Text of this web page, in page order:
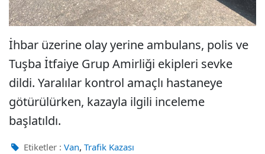
İhbar üzerine olay yerine ambulans, polis ve
Tuşba İtfaiye Grup Amirliği ekipleri sevke
dildi. Yaralılar kontrol amaçlı hastaneye
götürülürken, kazayla ilgili inceleme
başlatıldı.
Etiketler : Van, Trafik Kazası